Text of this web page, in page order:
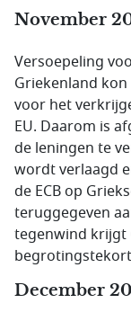
November
Versoepeling
Griekenland
voor het
EU. Daarom is
de leningen te
wordt verlaagd
de ECB op
teruggegeven
tegenwind krijgt
December